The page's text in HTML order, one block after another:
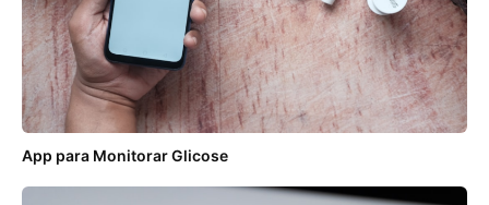
App para Monitorar Glicose